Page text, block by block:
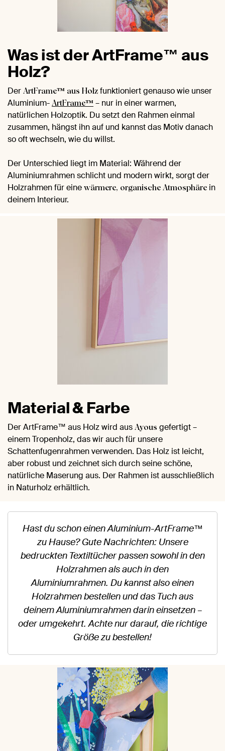
Was ist der ArtFrame™ aus
Holz?
Der ArtFrame™ aus Holz funktioniert genauso wie unser
Aluminium- ArtFrame™ – nur in einer warmen,
natürlichen Holzoptik. Du setzt den Rahmen einmal
zusammen, hängst ihn auf und kannst das Motiv danach
so oft wechseln, wie du willst.
Der Unterschied liegt im Material: Während der
Aluminiumrahmen schlicht und modern wirkt, sorgt der
Holzrahmen für eine wärmere, organische Atmosphäre in
deinem Interieur.
Material & Farbe
Der ArtFrame™ aus Holz wird aus Ayous gefertigt –
einem Tropenholz, das wir auch für unsere
Schattenfugenrahmen verwenden. Das Holz ist leicht,
aber robust und zeichnet sich durch seine schöne,
natürliche Maserung aus. Der Rahmen ist ausschließlich
in Naturholz erhältlich.
Hast du schon einen Aluminium-ArtFrame™
zu Hause? Gute Nachrichten: Unsere
bedruckten Textiltücher passen sowohl in den
Holzrahmen als auch in den
Aluminiumrahmen. Du kannst also einen
Holzrahmen bestellen und das Tuch aus
deinem Aluminiumrahmen darin einsetzen –
oder umgekehrt. Achte nur darauf, die richtige
Größe zu bestellen!